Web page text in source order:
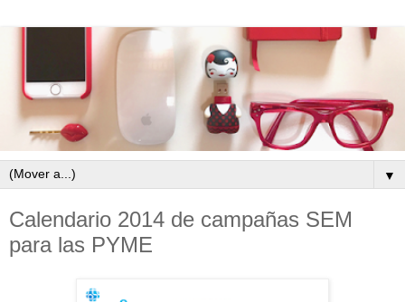
▼
Calendario 2014 de campañas SEM
para las PYME